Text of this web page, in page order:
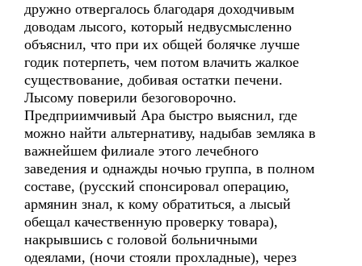
дружно отвергалось благодаря доходчивым
доводам лысого, который недвусмысленно
объяснил, что при их общей болячке лучше
годик потерпеть, чем потом влачить жалкое
существование, добивая остатки печени.
Лысому поверили безоговорочно.
Предприимчивый Ара быстро выяснил, где
можно найти альтернативу, надыбав земляка в
важнейшем филиале этого лечебного
заведения и однажды ночью группа, в полном
составе, (русский спонсировал операцию,
армянин знал, к кому обратиться, а лысый
обещал качественную проверку товара),
накрывшись с головой больничными
одеялами, (ночи стояли прохладные), через